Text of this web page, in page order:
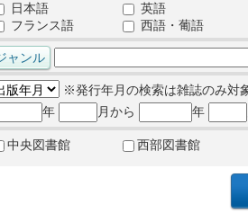
日本語
英語
フランス語
西語・葡語
※発行年月の検索は雑誌のみ対
年
月から 年
中央図書館 西部図書館